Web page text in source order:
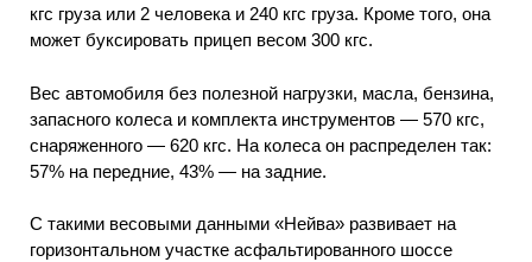
кгс груза или 2 человека и 240 кгс груза. Кроме того, она
может буксировать прицеп весом 300 кгс.
Вес автомобиля без полезной нагрузки, масла, бензина,
запасного колеса и комплекта инструментов — 570 кгс,
снаряженного — 620 кгс. На колеса он распределен так:
57% на передние, 43% — на задние.
С такими весовыми данными «Нейва» развивает на
горизонтальном участке асфальтированного шоссе